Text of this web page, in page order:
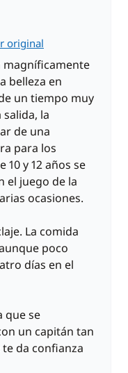
original
magníficamente
belleza en
un tiempo muy
la
de una
para los
y 12 años se
el juego de la
ocasiones.
La comida
poco
días en el
que se
un capitán tan
da confianza